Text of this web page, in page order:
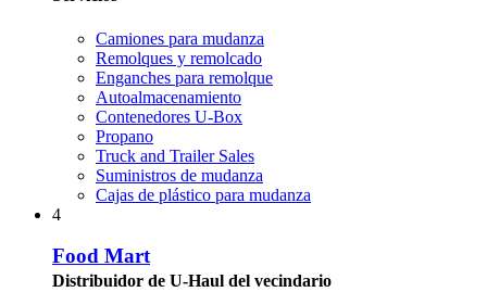
Camiones para mudanza
Remolques y remolcado
Enganches para remolque
Autoalmacenamiento
Contenedores U-Box
Propano
Truck and Trailer Sales
Suministros de mudanza
Cajas de plástico para mudanza
4
Food Mart
Distribuidor de U-Haul del vecindario